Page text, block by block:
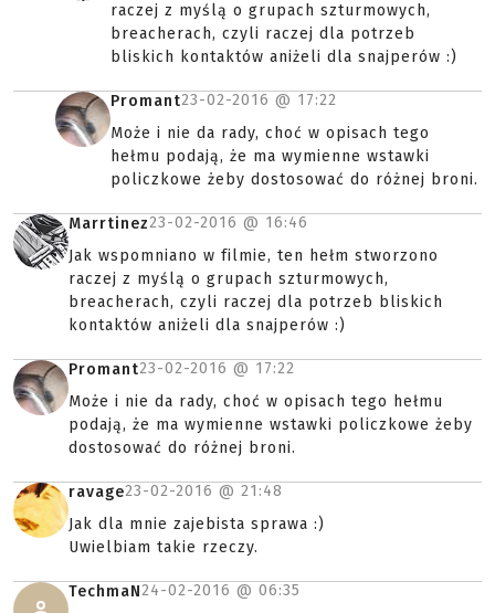
raczej z myślą o grupach szturmowych,
breacherach, czyli raczej dla potrzeb
bliskich kontaktów aniżeli dla snajperów :)
Promant23-02-2016 @ 17:22
Może i nie da rady, choć w opisach tego
hełmu podają, że ma wymienne wstawki
policzkowe żeby dostosować do różnej broni.
Marrtinez23-02-2016 @ 16:46
Jak wspomniano w filmie, ten hełm stworzono
raczej z myślą o grupach szturmowych,
breacherach, czyli raczej dla potrzeb bliskich
kontaktów aniżeli dla snajperów :)
Promant23-02-2016 @ 17:22
Może i nie da rady, choć w opisach tego hełmu
podają, że ma wymienne wstawki policzkowe żeby
dostosować do różnej broni.
ravage23-02-2016 @ 21:48
Jak dla mnie zajebista sprawa :)
Uwielbiam takie rzeczy.
TechmaN24-02-2016 @ 06:35